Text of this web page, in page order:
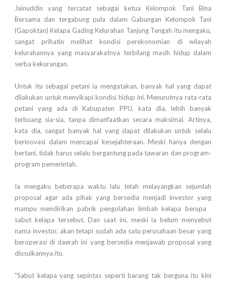
Jainuddin yang tercatat sebagai ketua Kelompok Tani Bina
Bersama dan tergabung pula dalam Gabungan Kelompok Tani
(Gapoktan) Kelapa Gading Kelurahan Tanjung Tengah itu mengaku,
sangat prihatin melihat kondisi perekonomian di wilayah
kelurahannya yang masyarakatnya terbilang masih hidup dalam
serba kekurangan.
Untuk itu sebagai petani ia mengatakan, banyak hal yang dapat
dilakukan untuk menyikapi kondisi hidup ini. Menurutnya rata-rata
petani yang ada di Kabupaten PPU, kata dia, lebih banyak
terbuang sia-sia, tanpa dimanfaatkan secara maksimal. Artinya,
kata dia, sangat banyak hal yang dapat dilakukan untuk selalu
berinovasi dalam mencapai kesejahteraan. Meski hanya dengan
bertani, tidak harus selalu bergantung pada tawaran dan program-
program pemerintah.
Ia mengaku beberapa waktu lalu telah melayangkan sejumlah
proposal agar ada pihak yang bersedia menjadi investor yang
mampu mendirikan pabrik pengolahan limbah kelapa berupa
sabut kelapa tersebut. Dan saat ini, meski ia belum menyebut
nama investor, akan tetapi sudah ada satu perusahaan besar yang
beroperasi di daerah ini yang bersedia menjawab proposal yang
diusulkannya itu.
"Sabut kelapa yang sepintas seperti barang tak berguna itu kini